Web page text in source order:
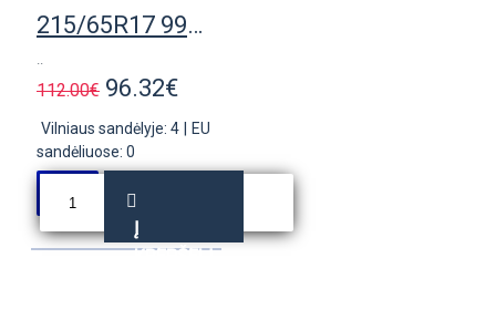
215/65R17 99V Tigar SUV Summer
..
112.00€ 96.32€
Vilniaus sandėlyje: 4
EU
sandėliuose: 0
Į
KREPŠELĮ